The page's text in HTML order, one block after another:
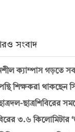
সংবাদ
ক্যাম্পাস গড়তে
শিক্ষকরা থাকছেন
ছাত্রশিবিরের
৩.৬ কিলোমিটার